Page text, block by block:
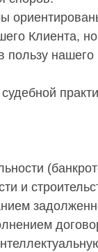
Клиента,
пользу нашего
и